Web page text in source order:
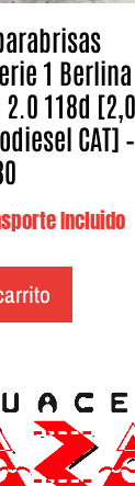
1 Berlina
2.0 118d [2,0
CAT] –
Incluido